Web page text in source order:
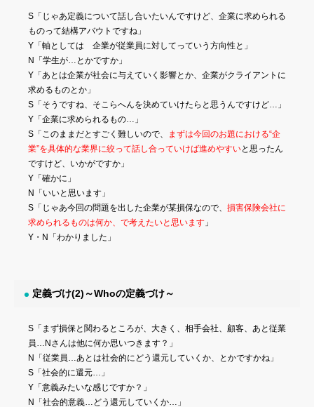
S「じゃあ定義について話し合いたいんですけど、企業に求められる
ものって結構アバウトですね」
Y「軸としては 企業が従業員に対してっていう方向性と」
N「学生が…とかですか」
Y「あとは企業が社会に与えていく影響とか、企業がクライアントに
求めるものとか」
S「そうですね、そこらへんを決めていけたらと思うんですけど…」
Y「企業に求められるもの…」
S「このままだとすごく難しいので、
まずは今回のお題における“企
業”を具体的な業界に絞って話し合っていけば進めやすいと思ったん
ですけど、いかがですか」
Y「確かに」
N「いいと思います」
S「じゃあ今回の問題を出した企業が某損保なので、 損害保険会社に
求められるものは何か、で考えたいと思います 」
Y・N「わかりました」
定義づけ(2)～Whoの定義づけ～
S「まず損保と関わるところが、大きく、相手会社、顧客、あと従業
員…Nさんは他に何か思いつきます？」
N「従業員…あとは社会的にどう還元していくか、とかですかね」
S「社会的に還元…」
Y「意義みたいな感じですか？」
N「社会的意義…どう還元していくか…」